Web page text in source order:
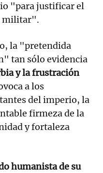
"para justificar el
militar".
la "pretendida
tan sólo evidencia
y la frustración
a los
del imperio, la
firmeza de la
y fortaleza
humanista de su